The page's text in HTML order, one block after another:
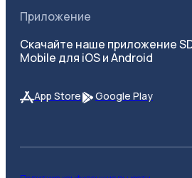
Приложение
Скачайте наше приложение
Mobile для iOS и Android
App Store Google Play